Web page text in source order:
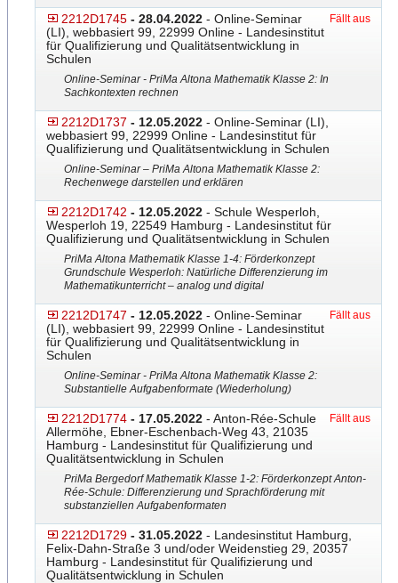
2212D1745 - 28.04.2022 - Online-Seminar
(LI), webbasiert 99, 22999 Online - Landesinstitut
für Qualifizierung und Qualitätsentwicklung in
Schulen
Fällt aus
Online-Seminar - PriMa Altona Mathematik Klasse 2: In
Sachkontexten rechnen
2212D1737 - 12.05.2022 - Online-Seminar (LI),
webbasiert 99, 22999 Online - Landesinstitut für
Qualifizierung und Qualitätsentwicklung in Schulen
Online-Seminar – PriMa Altona Mathematik Klasse 2:
Rechenwege darstellen und erklären
2212D1742 - 12.05.2022 - Schule Wesperloh,
Wesperloh 19, 22549 Hamburg - Landesinstitut für
Qualifizierung und Qualitätsentwicklung in Schulen
PriMa Altona Mathematik Klasse 1-4: Förderkonzept
Grundschule Wesperloh: Natürliche Differenzierung im
Mathematikunterricht – analog und digital
2212D1747 - 12.05.2022 - Online-Seminar
(LI), webbasiert 99, 22999 Online - Landesinstitut
für Qualifizierung und Qualitätsentwicklung in
Schulen
Fällt aus
Online-Seminar - PriMa Altona Mathematik Klasse 2:
Substantielle Aufgabenformate (Wiederholung)
2212D1774 - 17.05.2022 - Anton-Rée-Schule
Allermöhe, Ebner-Eschenbach-Weg 43, 21035
Hamburg - Landesinstitut für Qualifizierung und
Qualitätsentwicklung in Schulen
Fällt aus
PriMa Bergedorf Mathematik Klasse 1-2: Förderkonzept Anton-
Rée-Schule: Differenzierung und Sprachförderung mit
substanziellen Aufgabenformaten
2212D1729 - 31.05.2022 - Landesinstitut Hamburg,
Felix-Dahn-Straße 3 und/oder Weidenstieg 29, 20357
Hamburg - Landesinstitut für Qualifizierung und
Qualitätsentwicklung in Schulen